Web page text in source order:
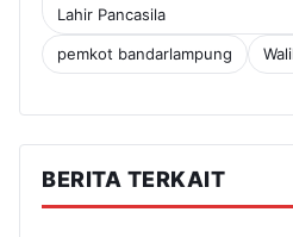
Lahir Pancasila
pemkot bandarlampung
BERITA TERKAIT